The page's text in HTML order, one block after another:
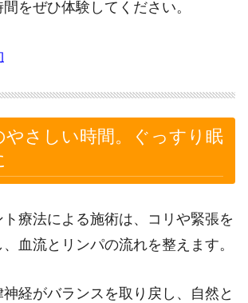
をぜひ体験してください。
やさしい時間。ぐっすり眠
ト療法による施術は、コリや緊張を
血流とリンパの流れを整えます。
経がバランスを取り戻し、自然と